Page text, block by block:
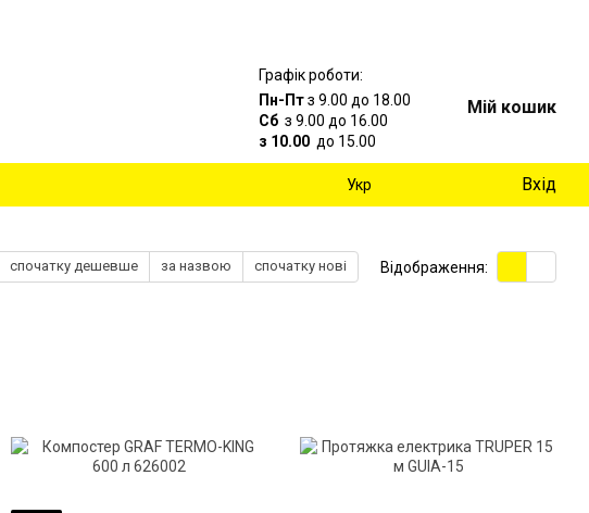
Графік роботи:
Пн-Птз 9.00 до 18.00
Сб з 9.00 до 16.00
з 10.00 до 15.00
Мій кошик
Укр Вхід
спочатку дешевше за назвою спочатку нові Відображення: